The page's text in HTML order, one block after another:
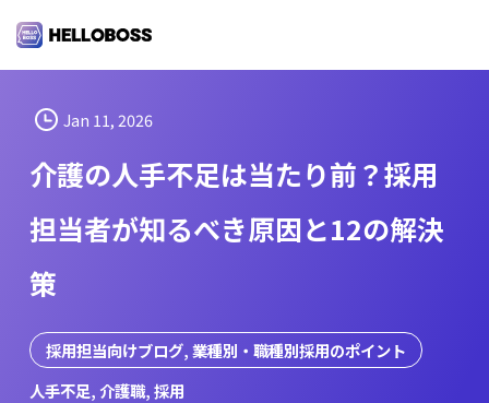
i
Jan 11, 2026
介護の人手不足は当たり前？採用
担当者が知るべき原因と12の解決
策
採用担当向けブログ, 業種別・職種別採用のポイント
人手不足, 介護職, 採用